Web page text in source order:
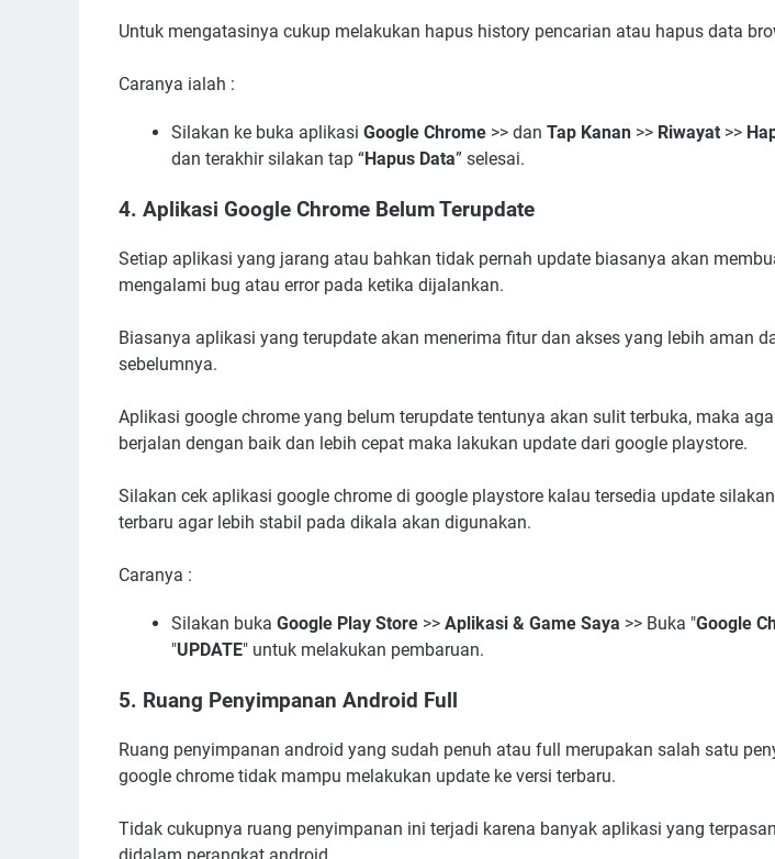
Untuk mengatasinya cukup melakukan hapus history pencarian atau hapus data
Caranya ialah :
Silakan ke buka aplikasi Google Chrome >> dan Tap Kanan >> Riwayat >>
dan terakhir silakan tap “Hapus Data” selesai.
4. Aplikasi Google Chrome Belum Terupdate
Setiap aplikasi yang jarang atau bahkan tidak pernah update biasanya akan
mengalami bug atau error pada ketika dijalankan.
Biasanya aplikasi yang terupdate akan menerima fitur dan akses yang lebih aman
sebelumnya.
Aplikasi google chrome yang belum terupdate tentunya akan sulit terbuka, maka
berjalan dengan baik dan lebih cepat maka lakukan update dari google playstore.
Silakan cek aplikasi google chrome di google playstore kalau tersedia update
terbaru agar lebih stabil pada dikala akan digunakan.
Caranya :
Silakan buka Google Play Store >> Aplikasi & Game Saya >> Buka "Google
"UPDATE" untuk melakukan pembaruan.
5. Ruang Penyimpanan Android Full
Ruang penyimpanan android yang sudah penuh atau full merupakan salah satu
google chrome tidak mampu melakukan update ke versi terbaru.
Tidak cukupnya ruang penyimpanan ini terjadi karena banyak aplikasi yang
didalam perangkat android.